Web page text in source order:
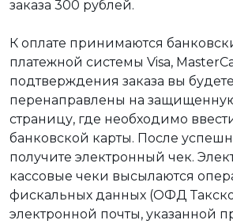
заказа 300 рублей.
К оплате принимаются
платежной системы Visa,
подтверждения заказа вы будете
перенаправлены на
страницу, где необходимо
банковской карты. После
получите электронный чек.
кассовые чеки высылаются
фискальных данных (ОФД
электронной почты, указанной